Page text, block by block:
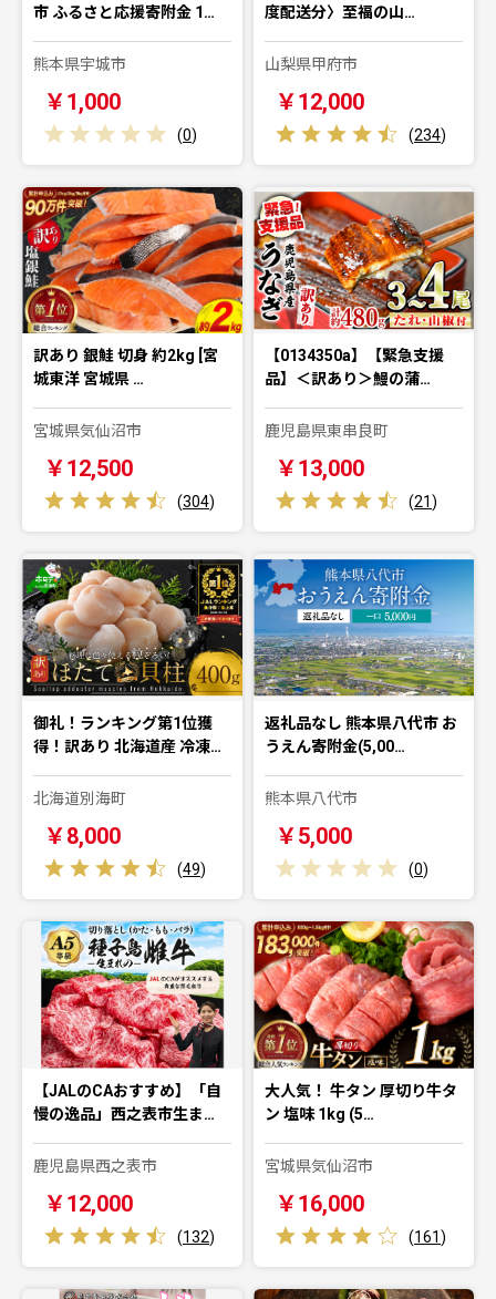
市 ふるさと応援寄附金 1…
熊本県宇城市
￥1,000
(0)
度配送分〉至福の山…
山梨県甲府市
￥12,000
(234)
訳あり 銀鮭 切身 約2kg [宮
城東洋 宮城県 …
宮城県気仙沼市
￥12,500
(304)
【0134350a】【緊急支援
品】＜訳あり＞鰻の蒲…
鹿児島県東串良町
￥13,000
(21)
御礼！ランキング第1位獲
得！訳あり 北海道産 冷凍…
北海道別海町
￥8,000
(49)
返礼品なし 熊本県八代市 お
うえん寄附金(5,00…
熊本県八代市
￥5,000
(0)
【JALのCAおすすめ】「自
慢の逸品」西之表市生ま…
鹿児島県西之表市
￥12,000
(132)
大人気！ 牛タン 厚切り牛タ
ン 塩味 1kg (5…
宮城県気仙沼市
￥16,000
(161)